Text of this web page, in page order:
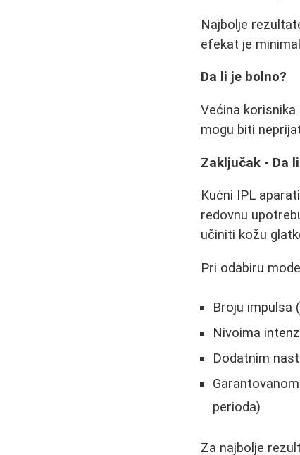
Najbolje
efekat je
Da li je bolno?
Većina korisnika
mogu biti
Zaključak - Da
Kućni IPL
redovnu
učiniti kožu
Pri odabiru
Broju impulsa
Nivoima
Dodatnim
perioda)
Za najbolje